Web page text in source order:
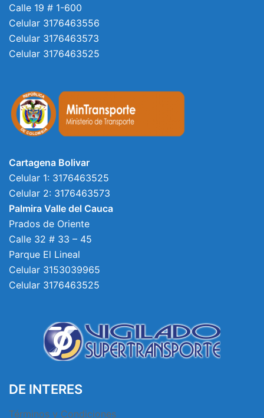
Calle 19 # 1-600
Celular 3176463556
Celular 3176463573
Celular 3176463525
Cartagena Bolivar
Celular 1: 3176463525
Celular 2: 3176463573
Palmira Valle del Cauca
Prados de Oriente
Calle 32 # 33 – 45
Parque El Lineal
Celular 3153039965
Celular 3176463525
DE INTERES
Términos y Condiciones